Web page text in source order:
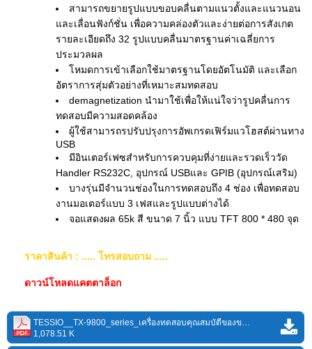
สามารถขยายรูปแบบขอบคลื่นตามแนวตั้งและแนวนอน
และเลื่อนฟังก์ชั่น เพื่อความคล่องตัวและง่ายต่อการสังเกต
รายละเอียดถึง 32 รูปแบบคลื่นมาตรฐานค่าเฉลี่ยการ
ประมวลผล
โหมดการเข้าเลือกใช้มาตรฐานโดยอัตโนมัติ และเลือก
อัตราการสุ่มตัวอย่างที่เหมาะสมทดสอบ
demagnetization นำมาใช้เพื่อให้แน่ใจว่ารูปคลื่นการ
ทดสอบมีความสอดคล้อง
ผู้ใช้สามารถรปรับปรุงการอัพเกรดเฟิร์มแวโฮสต์ผ่านทาง
USB
มีอินเตอร์เฟซสำหรับการควบคุมที่ง่ายและรวดเร็ววัด
Handler RS232C, อุปกรณ์ USBและ GPIB (อุปกรณ์เสริม)
บางรุ่นมีจำนวนช่องในการทดสอบถึง 4 ช่อง เพื่อทดสอบ
งานมอเตอร์แบบ 3 เฟสและรูปแบบต่างได้
จอแสดงผล 65k สี ขนาด 7 นิ้ว แบบ TFT 800 * 480 จุด
ราคาสินค้า : ..... โทรสอบถาม .....
ดาวน์โหลดแคตตาล็อก
1,078.51 K